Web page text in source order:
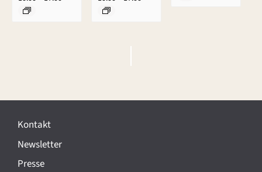
e
a
n
Kontakt
Newsletter
Presse